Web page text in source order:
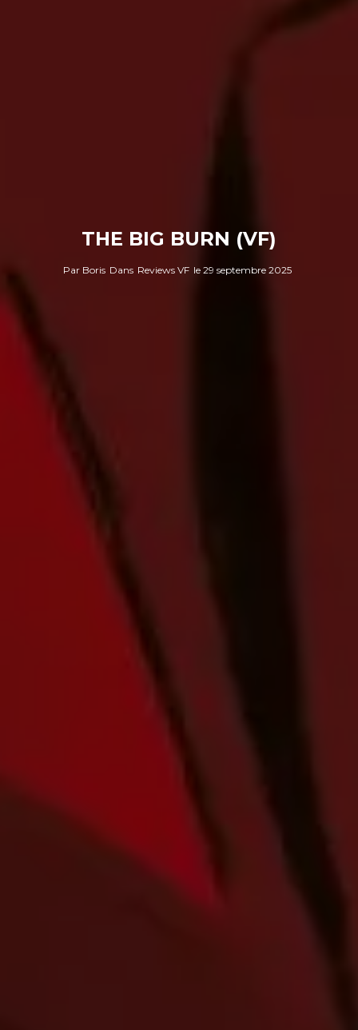
THE BIG BURN (VF)
Par Boris Dans Reviews VF le 29 septembre 2025